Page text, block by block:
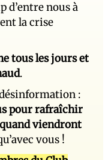
d’entre nous à
la crise
tous les jours et
.
:
pour rafraîchir
viendront
vous !